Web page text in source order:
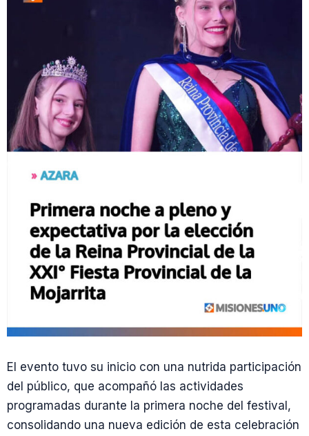
El evento tuvo su inicio con una nutrida participación
del público, que acompañó las actividades
programadas durante la primera noche del festival,
consolidando una nueva edición de esta celebración